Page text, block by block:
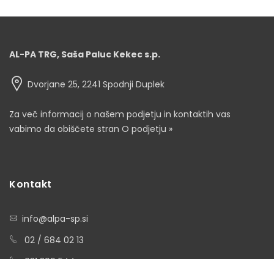
AL-PA TRG, Saša Paluc Kekec s.p.
Dvorjane 25, 2241 Spodnji Duplek
Za več informacij o našem podjetju in kontaktih vas
vabimo da obiščete stran O podjetju »
Kontakt
info@alpa-sp.si
02 / 684 02 13